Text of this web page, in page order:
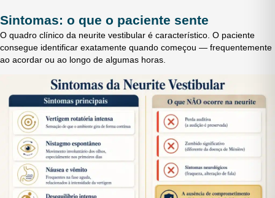
Sintomas: o que o paciente sente
O quadro clínico da neurite vestibular é característico. O paciente
consegue identificar exatamente quando começou — frequentemente
ao acordar ou ao longo de algumas horas.